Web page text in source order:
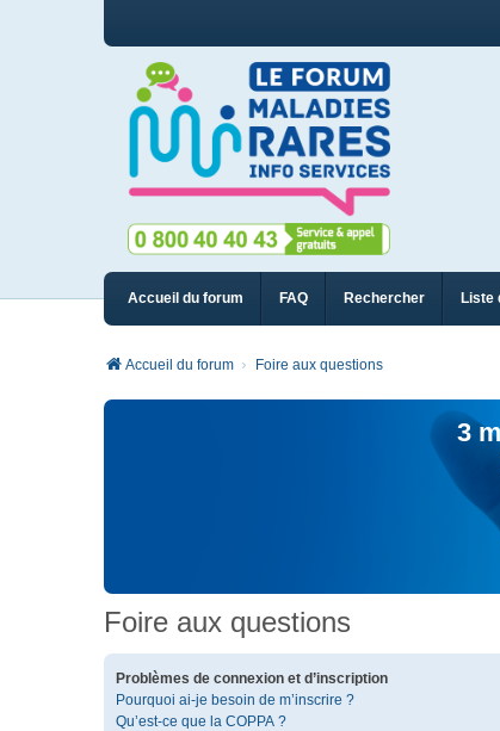
Accueil du forum FAQ Rechercher Liste
Accueil du forum Foire aux questions
3
Foire aux questions
Problèmes de connexion et d’inscription
Pourquoi ai-je besoin de m’inscrire ?
Qu’est-ce que la COPPA ?